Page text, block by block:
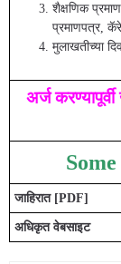
शैक्षणिक
प्रमाणपत्र,
मुलाखतीच्या
अर्ज
जाहिरात [PDF]
अधिकृत वेबसाइट